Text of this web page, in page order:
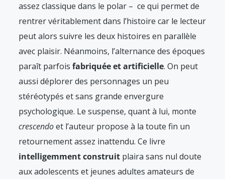
assez classique dans le polar – ce qui permet de
rentrer véritablement dans l’histoire car le lecteur
peut alors suivre les deux histoires en parallèle
avec plaisir. Néanmoins, l’alternance des époques
paraît parfois fabriquée et artificielle. On peut
aussi déplorer des personnages un peu
stéréotypés et sans grande envergure
psychologique. Le suspense, quant à lui, monte
crescendoet l’auteur propose à la toute fin un
retournement assez inattendu. Ce livre
intelligemment construit plaira sans nul doute
aux adolescents et jeunes adultes amateurs de